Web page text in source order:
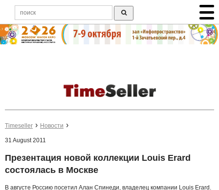
Timeseller Новости
31 August 2011
Презентация новой коллекции Louis Erard
состоялась в Москве
В августе Россию посетил Алан Спинеди, владелец компании Louis Erard.